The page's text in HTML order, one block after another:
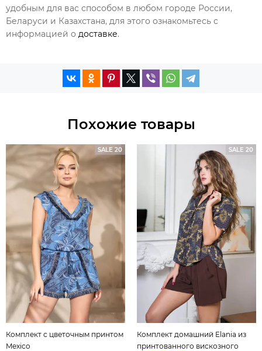
удобным для вас способом в любом городе России,
Беларуси и Казахстана, для этого ознакомьтесь с
информацией о доставке.
Похожие товары
SALE 20
Комплект с цветочным принтом
Mexico
SALE 20
Комплект домашний Elania из
принтованного вискозного